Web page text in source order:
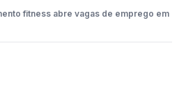
fitness abre vagas de emprego em